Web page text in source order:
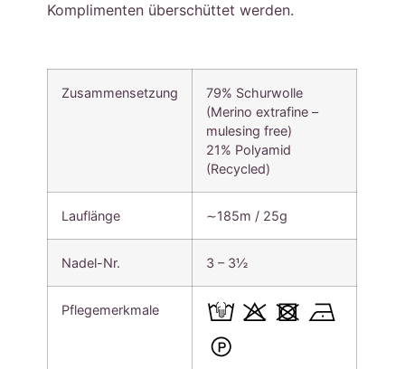
Komplimenten überschüttet werden.
Zusammensetzung
79% Schurwolle
(Merino extrafine –
mulesing free)
21% Polyamid
(Recycled)
Lauflänge ∼185m / 25g
Nadel-Nr. 3 – 3½
Pflegemerkmale